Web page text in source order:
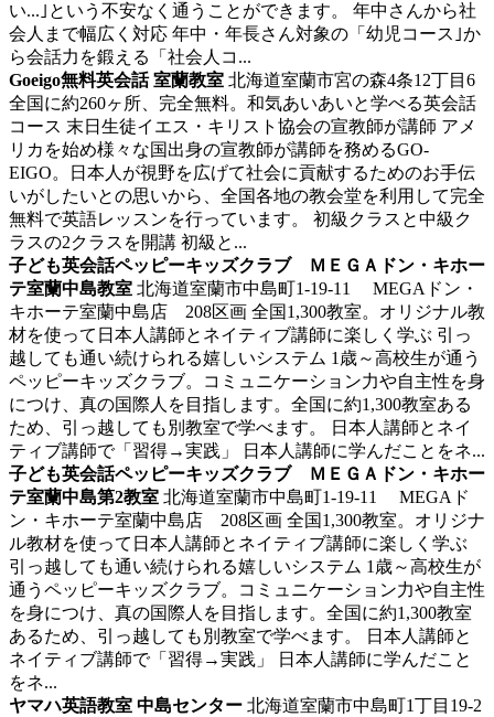
い...｣という不安なく通うことができます。 年中さんから社
会人まで幅広く対応 年中・年長さん対象の「幼児コース｣か
ら会話力を鍛える「社会人コ...
Goeigo無料英会話 室蘭教室 北海道室蘭市宮の森4条12丁目6
全国に約260ヶ所、完全無料。和気あいあいと学べる英会話
コース 末日生徒イエス・キリスト協会の宣教師が講師 アメ
リカを始め様々な国出身の宣教師が講師を務めるGO-
EIGO。日本人が視野を広げて社会に貢献するためのお手伝
いがしたいとの思いから、全国各地の教会堂を利用して完全
無料で英語レッスンを行っています。 初級クラスと中級ク
ラスの2クラスを開講 初級と...
子ども英会話ペッピーキッズクラブ ＭＥＧＡドン・キホー
テ室蘭中島教室 北海道室蘭市中島町1-19-11 MEGAドン・
キホーテ室蘭中島店 208区画 全国1,300教室。オリジナル教
材を使って日本人講師とネイティブ講師に楽しく学ぶ 引っ
越しても通い続けられる嬉しいシステム 1歳～高校生が通う
ペッピーキッズクラブ。コミュニケーション力や自主性を身
につけ、真の国際人を目指します。全国に約1,300教室ある
ため、引っ越しても別教室で学べます。 日本人講師とネイ
ティブ講師で「習得→実践」 日本人講師に学んだことをネ...
子ども英会話ペッピーキッズクラブ ＭＥＧＡドン・キホー
テ室蘭中島第2教室 北海道室蘭市中島町1-19-11 MEGAド
ン・キホーテ室蘭中島店 208区画 全国1,300教室。オリジナ
ル教材を使って日本人講師とネイティブ講師に楽しく学ぶ
引っ越しても通い続けられる嬉しいシステム 1歳～高校生が
通うペッピーキッズクラブ。コミュニケーション力や自主性
を身につけ、真の国際人を目指します。全国に約1,300教室
あるため、引っ越しても別教室で学べます。 日本人講師と
ネイティブ講師で「習得→実践」 日本人講師に学んだこと
をネ...
ヤマハ英語教室 中島センター 北海道室蘭市中島町1丁目19-2